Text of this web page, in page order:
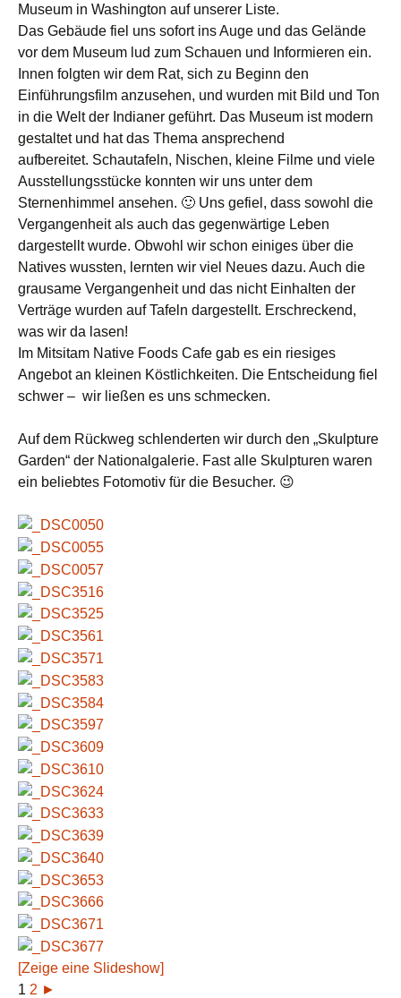
Museum in Washington auf unserer Liste.
Das Gebäude fiel uns sofort ins Auge und das Gelände
vor dem Museum lud zum Schauen und Informieren ein.
Innen folgten wir dem Rat, sich zu Beginn den
Einführungsfilm anzusehen, und wurden mit Bild und Ton
in die Welt der Indianer geführt. Das Museum ist modern
gestaltet und hat das Thema ansprechend
aufbereitet. Schautafeln, Nischen, kleine Filme und viele
Ausstellungsstücke konnten wir uns unter dem
Sternenhimmel ansehen. 🙂 Uns gefiel, dass sowohl die
Vergangenheit als auch das gegenwärtige Leben
dargestellt wurde. Obwohl wir schon einiges über die
Natives wussten, lernten wir viel Neues dazu. Auch die
grausame Vergangenheit und das nicht Einhalten der
Verträge wurden auf Tafeln dargestellt. Erschreckend,
was wir da lasen!
Im Mitsitam Native Foods Cafe gab es ein riesiges
Angebot an kleinen Köstlichkeiten. Die Entscheidung fiel
schwer – wir ließen es uns schmecken.
Auf dem Rückweg schlenderten wir durch den „Skulpture
Garden“ der Nationalgalerie. Fast alle Skulpturen waren
ein beliebtes Fotomotiv für die Besucher. 😉
[Zeige eine Slideshow]
1 2 ►